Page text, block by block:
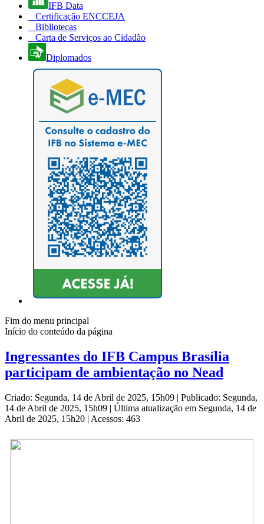
IFB Data
Certificação ENCCEJA
Bibliotecas
Carta de Serviços ao Cidadão
Diplomados
Fim do menu principal
Início do conteúdo da página
Ingressantes do IFB Campus Brasília
participam de ambientação no Nead
Criado: Segunda, 14 de Abril de 2025, 15h09 | Publicado: Segunda,
14 de Abril de 2025, 15h09 | Última atualização em Segunda, 14 de
Abril de 2025, 15h20 | Acessos: 463